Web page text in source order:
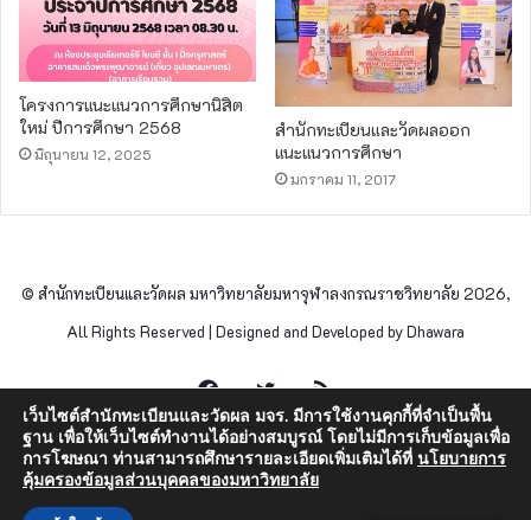
โครงการแนะแนวการศึกษานิสิต
ใหม่ ปีการศึกษา 2568
มิถุนายน 12, 2025
สำนักทะเบียนและวัดผลออก
แนะแนวการศึกษา
มกราคม 11, 2017
© สำนักทะเบียนและวัดผล มหาวิทยาลัยมหาจุฬาลงกรณราชวิทยาลัย 2026,
All Rights Reserved | Designed and Developed by Dhawara
FacebookTwitterRSS
เว็บไซต์สำนักทะเบียนและวัดผล มจร. มีการใช้งานคุกกี้ที่จำเป็นพื้น
ฐาน เพื่อให้เว็บไซต์ทำงานได้อย่างสมบูรณ์ โดยไม่มีการเก็บข้อมูลเพื่อ
การโฆษณา ท่านสามารถศึกษารายละเอียดเพิ่มเติมได้ที่ นโยบายการ
คุ้มครองข้อมูลส่วนบุคคลของมหาวิทยาลัย